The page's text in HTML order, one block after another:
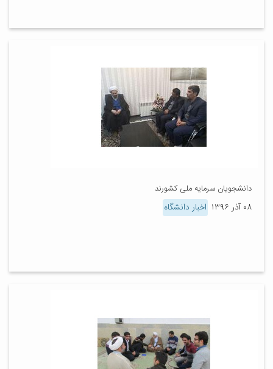
دانشجویان سرمایه ملی کشورند
۰۸ آذر ۱۳۹۶ اخبار دانشگاه